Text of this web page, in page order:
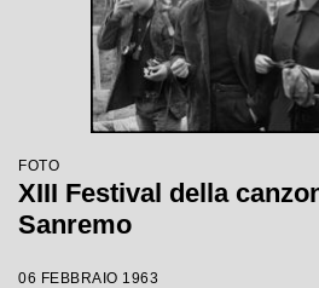
FOTO
XIII Festival della
Sanremo
06 FEBBRAIO 1963